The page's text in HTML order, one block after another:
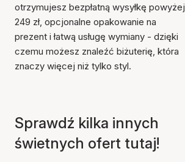
otrzymujesz bezpłatną wysyłkę powyżej
249 zł, opcjonalne opakowanie na
prezent i łatwą usługę wymiany - dzięki
czemu możesz znaleźć biżuterię, która
znaczy więcej niż tylko styl.
Sprawdź kilka innych
świetnych ofert tutaj!